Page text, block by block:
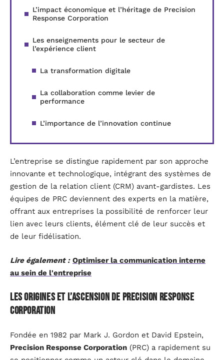
L’impact économique et l’héritage de Precision
Response Corporation
Les enseignements pour le secteur de
l’expérience client
La transformation digitale
La collaboration comme levier de
performance
L’importance de l’innovation continue
L’entreprise se distingue rapidement par son approche
innovante et technologique, intégrant des systèmes de
gestion de la relation client (CRM) avant-gardistes. Les
équipes de PRC deviennent des experts en la matière,
offrant aux entreprises la possibilité de renforcer leur
lien avec leurs clients, élément clé de leur succès et
de leur fidélisation.
Lire également : Optimiser la communication interne
au sein de l'entreprise
Les origines et l’ascension de Precision Response
Corporation
Fondée en 1982 par Mark J. Gordon et David Epstein,
Precision Response Corporation (PRC) a rapidement su